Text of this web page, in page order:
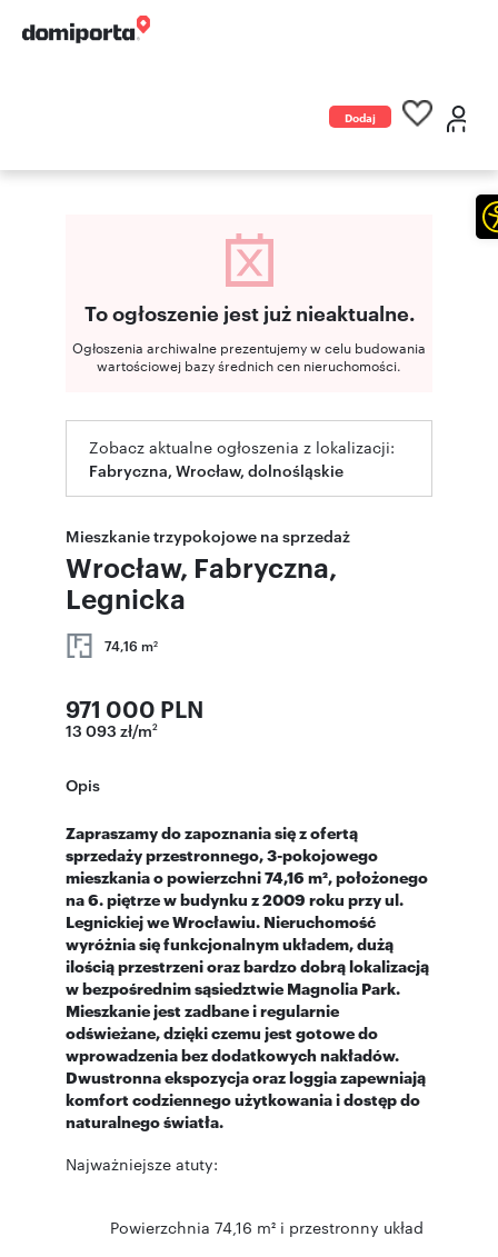
Dodaj
To ogłoszenie jest już nieaktualne.
Ogłoszenia archiwalne prezentujemy w celu budowania
wartościowej bazy średnich cen nieruchomości.
Zobacz aktualne ogłoszenia z lokalizacji:
Fabryczna, Wrocław, dolnośląskie
Mieszkanie trzypokojowe na sprzedaż
Wrocław, Fabryczna,
Legnicka
74,16 m2
971 000 PLN
13 093 zł/m2
Opis
Zapraszamy do zapoznania się z ofertą
sprzedaży przestronnego, 3-pokojowego
mieszkania o powierzchni 74,16 m², położonego
na 6. piętrze w budynku z 2009 roku przy ul.
Legnickiej we Wrocławiu. Nieruchomość
wyróżnia się funkcjonalnym układem, dużą
ilością przestrzeni oraz bardzo dobrą lokalizacją
w bezpośrednim sąsiedztwie Magnolia Park.
Mieszkanie jest zadbane i regularnie
odświeżane, dzięki czemu jest gotowe do
wprowadzenia bez dodatkowych nakładów.
Dwustronna ekspozycja oraz loggia zapewniają
komfort codziennego użytkowania i dostęp do
naturalnego światła.
Najważniejsze atuty:
Powierzchnia 74,16 m² i przestronny układ